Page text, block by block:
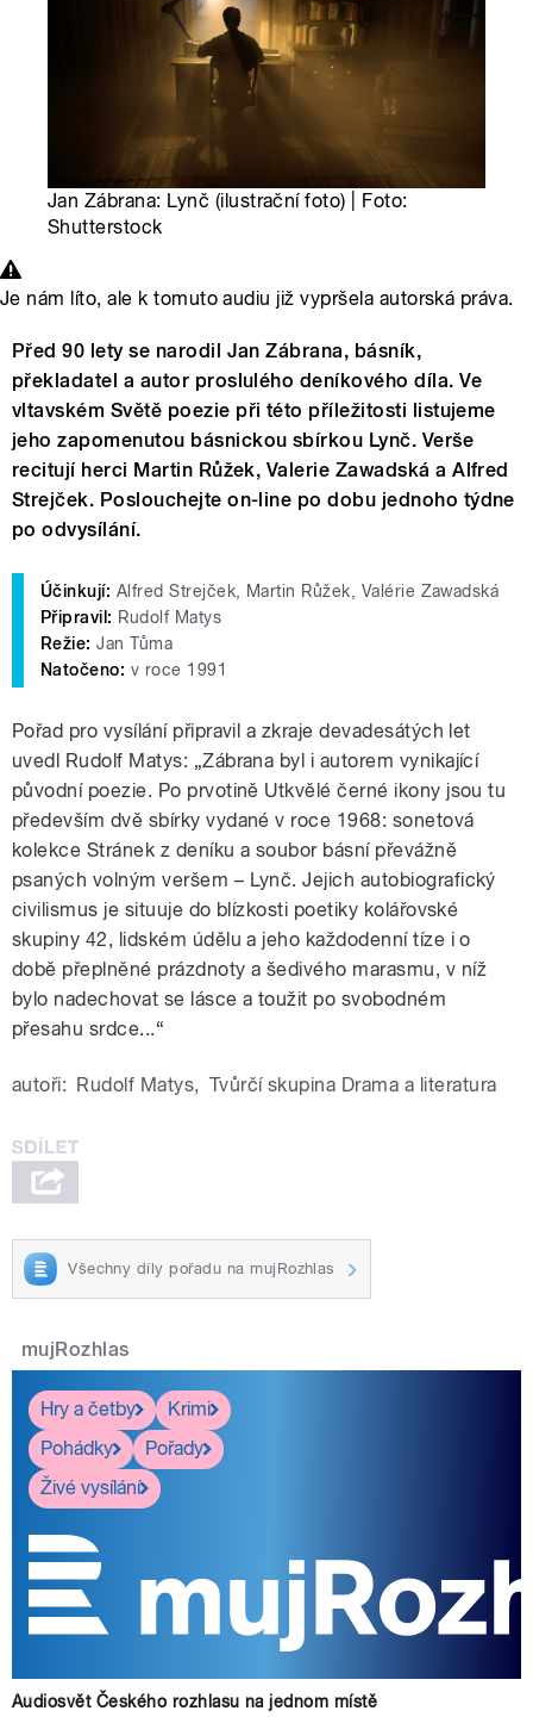
Jan Zábrana: Lynč (ilustrační foto) | Foto:
Shutterstock
Je nám líto, ale k tomuto audiu již vypršela autorská práva.
Před 90 lety se narodil Jan Zábrana, básník,
překladatel a autor proslulého deníkového díla. Ve
vltavském Světě poezie při této příležitosti listujeme
jeho zapomenutou básnickou sbírkou Lynč. Verše
recitují herci Martin Růžek, Valerie Zawadská a Alfred
Strejček. Poslouchejte on-line po dobu jednoho týdne
po odvysílání.
Účinkují: Alfred Strejček, Martin Růžek, Valérie Zawadská
Připravil: Rudolf Matys
Režie: Jan Tůma
Natočeno: v roce 1991
Pořad pro vysílání připravil a zkraje devadesátých let
uvedl Rudolf Matys: „Zábrana byl i autorem vynikající
původní poezie. Po prvotině Utkvělé černé ikony jsou tu
především dvě sbírky vydané v roce 1968: sonetová
kolekce Stránek z deníku a soubor básní převážně
psaných volným veršem – Lynč. Jejich autobiografický
civilismus je situuje do blízkosti poetiky kolářovské
skupiny 42, lidském údělu a jeho každodenní tíze i o
době přeplněné prázdnoty a šedivého marasmu, v níž
bylo nadechovat se lásce a toužit po svobodném
přesahu srdce...“
autoři: Rudolf Matys, Tvůrčí skupina Drama a literatura
Všechny díly pořadu na mujRozhlas
mujRozhlas
Hry a četby
Krimi
Pohádky
Pořady
Živé vysílání
Audiosvět Českého rozhlasu na jednom místě